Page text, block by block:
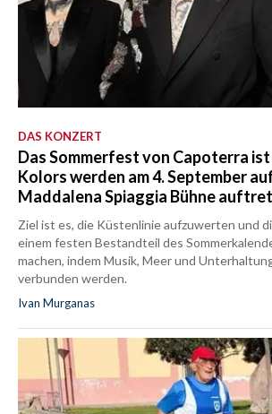
DAS KONZERT
Das Sommerfest von Capoterra
Kolors werden am 4. September
Maddalena Spiaggia Bühne
Ziel ist es, die Küstenlinie aufzuwerten und
einem festen Bestandteil des
machen, indem Musik, Meer und
verbunden werden.
Ivan Murganas